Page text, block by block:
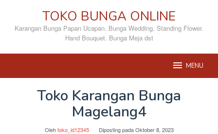
konten
TOKO BUNGA ONLINE
Karangan Bunga Papan Ucapan. Bunga Wedding. Standing Flower.
Hand Bouquet. Bunga Meja dst
MENU
Toko Karangan Bunga
Magelang4
Olehtoko_id12345 Diposting padaOktober 8, 2023